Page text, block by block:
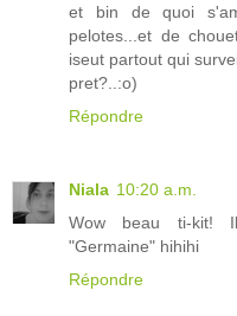
et bin de quoi
pelotes...et de
iseut partout qui
pret?..:o)
Répondre
Niala 10:20 a.m.
Wow beau ti-kit!
"Germaine" hihihi
Répondre